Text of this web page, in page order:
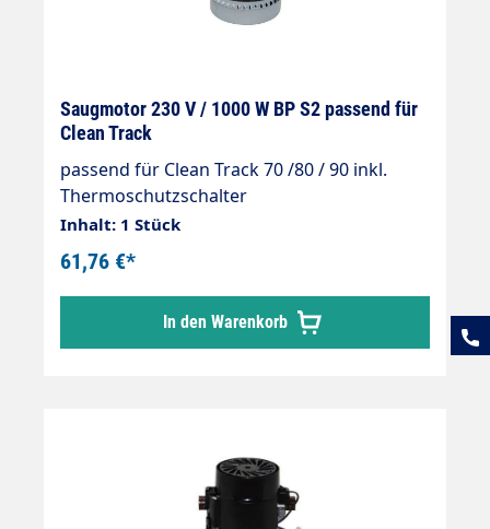
Saugmotor 230 V / 1000 W BP S2 passend für
Clean Track
passend für Clean Track 70 /80 / 90 inkl.
Thermoschutzschalter
Inhalt: 1 Stück
61,76 €*
In den Warenkorb